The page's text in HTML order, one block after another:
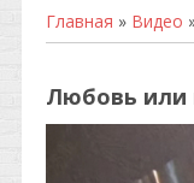
Главная » Видео
Любовь или